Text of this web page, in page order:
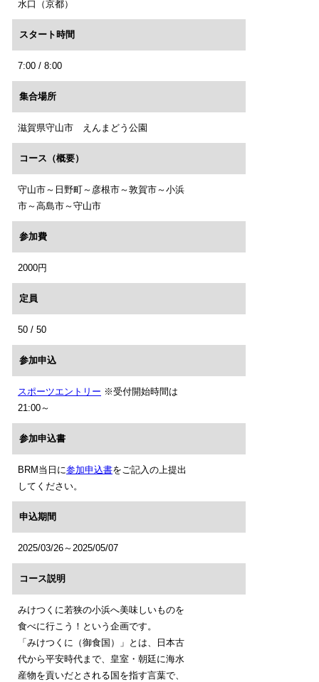
水口（京都）
スタート時間
7:00 / 8:00
集合場所
滋賀県守山市 えんまどう公園
コース（概要）
守山市～日野町～彦根市～敦賀市～小浜
市～高島市～守山市
参加費
2000円
定員
50 / 50
参加申込
スポーツエントリー ※受付開始時間は
21:00～
参加申込書
BRM当日に参加申込書をご記入の上提出
してください。
申込期間
2025/03/26～2025/05/07
コース説明
みけつくに若狭の小浜へ美味しいものを
食べに行こう！という企画です。
「みけつくに（御食国）」とは、日本古
代から平安時代まで、皇室・朝廷に海水
産物を貢いだとされる国を指す言葉で、